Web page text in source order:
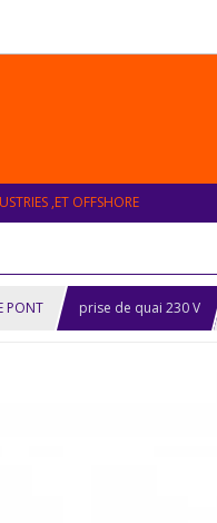
,ET OFFSHORE
PONT prise de quai 230 V